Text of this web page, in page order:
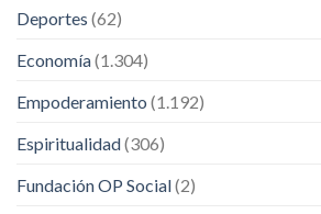
Deportes (62)
Economía(1.304)
Empoderamiento (1.192)
Espiritualidad(306)
Fundación OP Social(2)